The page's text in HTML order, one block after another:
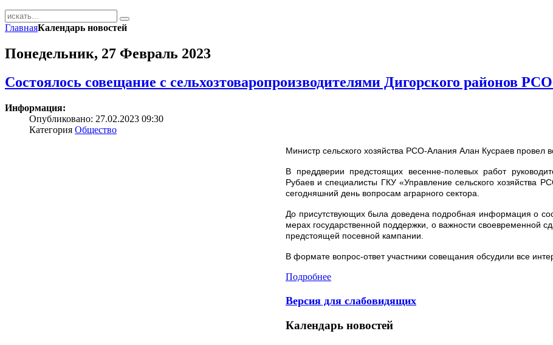
ГлавнаяКалендарь новостей
Понедельник, 27 Февраль 2023
Состоялось совещание с сельхозтоваропроизводителями Дигорского районов
Информация:
Опубликовано: 27.02.2023 09:30
Категория Общество
Министр сельского хозяйства РСО-Алания Алан Кусраев провел
В преддверии предстоящих весенне-полевых работ
Рубаев и специалисты ГКУ «Управление сельского хозяйства
сегодняшний день вопросам аграрного сектора.
До присутствующих была доведена подробная информация о
мерах государственной поддержки, о важности своевременной
предстоящей посевной кампании.
В формате вопрос-ответ участники совещания обсудили все
Подробнее
Версия для слабовидящих
Календарь новостей